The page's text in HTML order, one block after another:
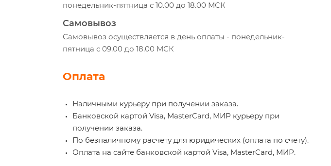
понедельник-пятница с 10.00 до 18.00 МСК
Самовывоз
Самовывоз осуществляется в день оплаты - понедельник-
пятница с 09.00 до 18.00 МСК
Оплата
Наличными курьеру при получении заказа.
Банковской картой Visa, MasterCard, МИР курьеру при
получении заказа.
По безналичному расчету для юридических (оплата по счету).
Оплата на сайте банковской картой Visa, MasterCard, МИР.